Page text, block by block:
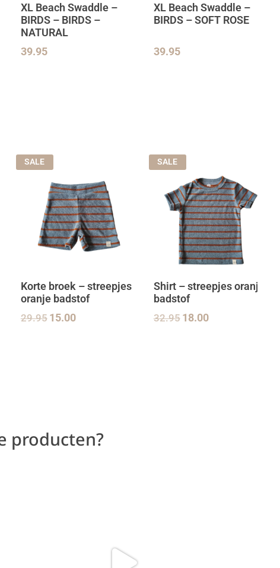
XL Beach Swaddle –
BIRDS – BIRDS –
NATURAL
39.95
XL Beach Swaddle –
BIRDS – SOFT ROSE
39.95
SALE
Korte broek – streepjes
oranje badstof
29.95 15.00
SALE
Shirt – streepjes oranje
badstof
32.95 18.00
producten?